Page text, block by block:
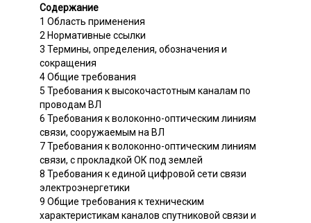
Содержание
1 Область применения
2 Нормативные ссылки
3 Термины, определения, обозначения и
сокращения
4 Общие требования
5 Требования к высокочастотным каналам по
проводам ВЛ
6 Требования к волоконно-оптическим линиям
связи, сооружаемым на ВЛ
7 Требования к волоконно-оптическим линиям
связи, с прокладкой ОК под землей
8 Требования к единой цифровой сети связи
электроэнергетики
9 Общие требования к техническим
характеристикам каналов спутниковой связи и